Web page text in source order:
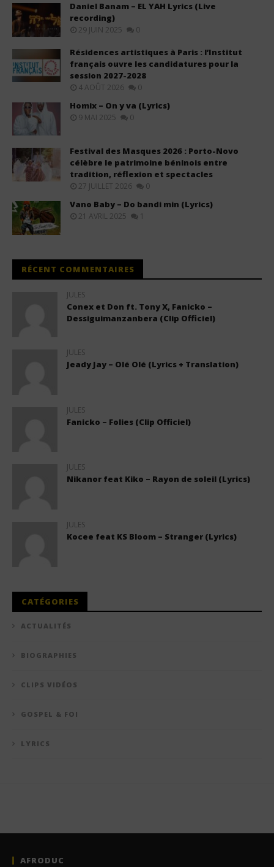
Daniel Banam – EL YAH Lyrics (Live
recording)
29 JUIN 2025 0
Résidences artistiques à Paris : l’Institut
français ouvre les candidatures pour la
session 2027-2028
4 AOÛT 2026 0
Homix – On y va (Lyrics)
9 MAI 2025 0
Festival des Masques 2026 : Porto-Novo
célèbre le patrimoine béninois entre
tradition, réflexion et spectacles
27 JUILLET 2026 0
Vano Baby – Do bandi min (Lyrics)
21 AVRIL 2025 1
RÉCENT COMMENTAIRES
JULES
Conex et Don ft. Tony X, Fanicko –
Dessiguimanzanbera (Clip Officiel)
JULES
Jeady Jay – Olé Olé (Lyrics + Translation)
JULES
Fanicko – Folies (Clip Officiel)
JULES
Nikanor feat Kiko – Rayon de soleil (Lyrics)
JULES
Kocee feat KS Bloom – Stranger (Lyrics)
CATÉGORIES
ACTUALITÉS
BIOGRAPHIES
CLIPS VIDÉOS
GOSPEL & FOI
LYRICS
AFRODUC